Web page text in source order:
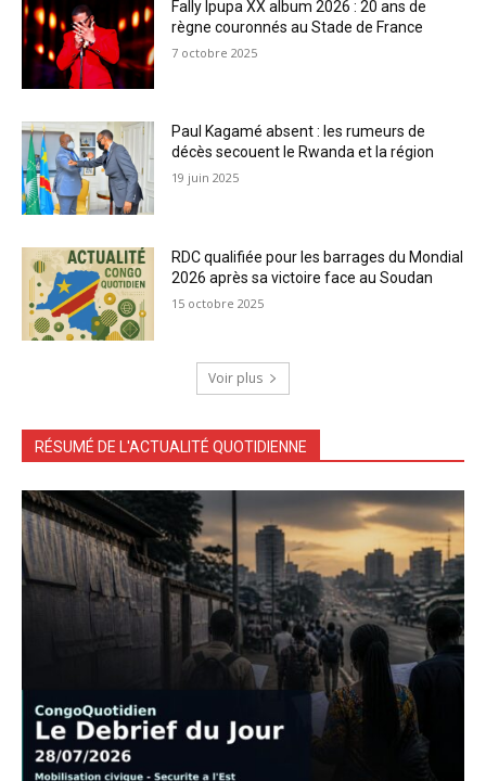
Fally Ipupa XX album 2026 : 20 ans de
règne couronnés au Stade de France
7 octobre 2025
Paul Kagamé absent : les rumeurs de
décès secouent le Rwanda et la région
19 juin 2025
RDC qualifiée pour les barrages du Mondial
2026 après sa victoire face au Soudan
15 octobre 2025
Voir plus
RÉSUMÉ DE L'ACTUALITÉ QUOTIDIENNE